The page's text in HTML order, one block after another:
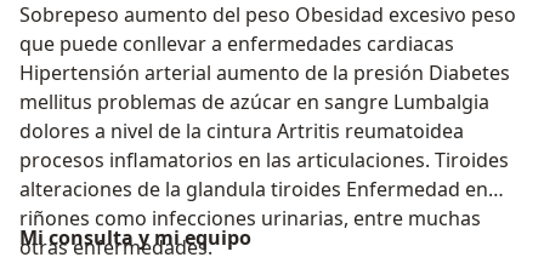
Sobrepeso aumento del peso Obesidad excesivo peso
que puede conllevar a enfermedades cardiacas
Hipertensión arterial aumento de la presión Diabetes
mellitus problemas de azúcar en sangre Lumbalgia
dolores a nivel de la cintura Artritis reumatoidea
procesos inflamatorios en las articulaciones. Tiroides
alteraciones de la glandula tiroides Enfermedad en
riñones como infecciones urinarias, entre muchas
otras enfermedades.
Mi consulta y mi equipo